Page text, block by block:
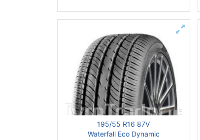
195/55 R16 87V
Waterfall Eco Dynamic